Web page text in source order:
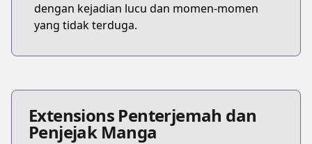
dengan kejadian lucu dan momen-momen
yang tidak terduga.
Extensions Penterjemah dan
Penjejak Manga